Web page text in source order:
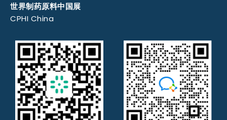
世界制药原料中国展
CPHI China